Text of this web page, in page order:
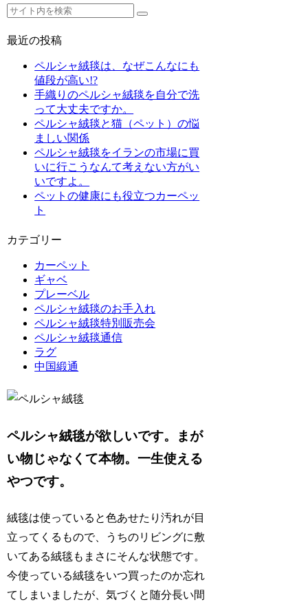
最近の投稿
ペルシャ絨毯は、なぜこんなにも
値段が高い!?
手織りのペルシャ絨毯を自分で洗
って大丈夫ですか。
ペルシャ絨毯と猫（ペット）の悩
ましい関係
ペルシャ絨毯をイランの市場に買
いに行こうなんて考えない方がい
いですよ。
ペットの健康にも役立つカーペッ
ト
カテゴリー
カーペット
ギャベ
プレーベル
ペルシャ絨毯のお手入れ
ペルシャ絨毯特別販売会
ペルシャ絨毯通信
ラグ
中国緞通
ペルシャ絨毯が欲しいです。まが
い物じゃなくて本物。一生使える
やつです。
絨毯は使っていると色あせたり汚れが目
立ってくるもので、うちのリビングに敷
いてある絨毯もまさにそんな状態です。
今使っている絨毯をいつ買ったのか忘れ
てしまいましたが、気づくと随分長い間